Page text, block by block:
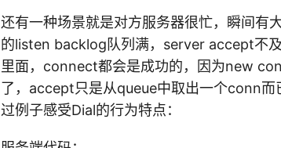
还有一种场景就是对方服务器很忙，瞬间
的listen backlog队列满，server accept不
里面，connect都会是成功的，因为new
了，accept只是从queue中取出一个conn
过例子感受Dial的行为特点：